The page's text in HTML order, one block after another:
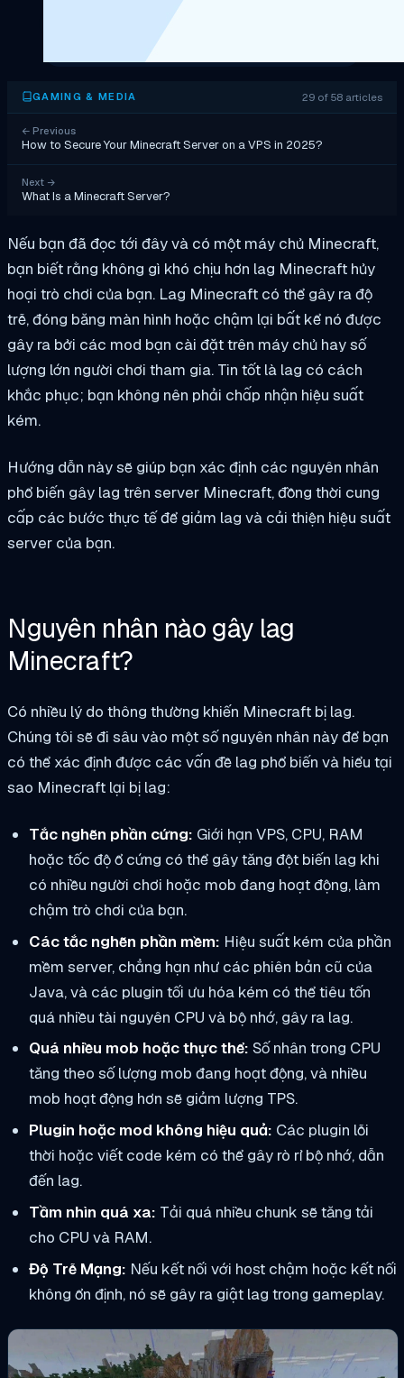
GAMING & MEDIA 29 of 58 articles
← Previous
How to Secure Your Minecraft Server on a VPS in 2025?
Next →
What Is a Minecraft Server?
Nếu bạn đã đọc tới đây và có một máy chủ Minecraft,
bạn biết rằng không gì khó chịu hơn lag Minecraft hủy
hoại trò chơi của bạn. Lag Minecraft có thể gây ra độ
trễ, đóng băng màn hình hoặc chậm lại bất kể nó được
gây ra bởi các mod bạn cài đặt trên máy chủ hay số
lượng lớn người chơi tham gia. Tin tốt là lag có cách
khắc phục; bạn không nên phải chấp nhận hiệu suất
kém.
Hướng dẫn này sẽ giúp bạn xác định các nguyên nhân
phổ biến gây lag trên server Minecraft, đồng thời cung
cấp các bước thực tế để giảm lag và cải thiện hiệu suất
server của bạn.
Nguyên nhân nào gây lag
Minecraft?
Có nhiều lý do thông thường khiến Minecraft bị lag.
Chúng tôi sẽ đi sâu vào một số nguyên nhân này để bạn
có thể xác định được các vấn đề lag phổ biến và hiểu tại
sao Minecraft lại bị lag:
Tắc nghẽn phần cứng: Giới hạn VPS, CPU, RAM
hoặc tốc độ ổ cứng có thể gây tăng đột biến lag khi
có nhiều người chơi hoặc mob đang hoạt động, làm
chậm trò chơi của bạn.
Các tắc nghẽn phần mềm: Hiệu suất kém của phần
mềm server, chẳng hạn như các phiên bản cũ của
Java, và các plugin tối ưu hóa kém có thể tiêu tốn
quá nhiều tài nguyên CPU và bộ nhớ, gây ra lag.
Quá nhiều mob hoặc thực thể: Số nhân trong CPU
tăng theo số lượng mob đang hoạt động, và nhiều
mob hoạt động hơn sẽ giảm lượng TPS.
Plugin hoặc mod không hiệu quả: Các plugin lỗi
thời hoặc viết code kém có thể gây rò rỉ bộ nhớ, dẫn
đến lag.
Tầm nhìn quá xa: Tải quá nhiều chunk sẽ tăng tải
cho CPU và RAM.
Độ Trễ Mạng: Nếu kết nối với host chậm hoặc kết nối
không ổn định, nó sẽ gây ra giật lag trong gameplay.